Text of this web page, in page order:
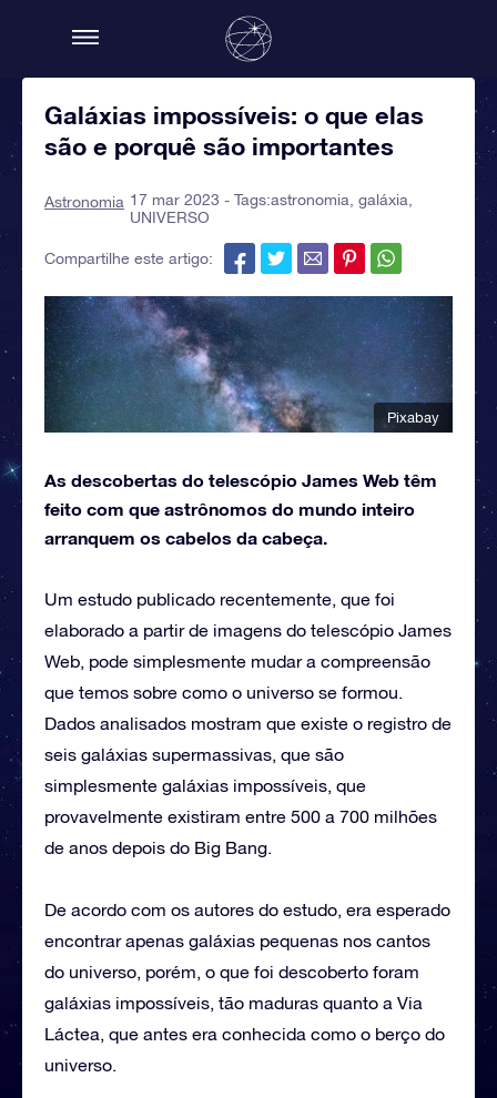
Galáxias impossíveis: o que elas
são e porquê são importantes
Astronomia 17 mar 2023 - Tags:astronomia galáxia
UNIVERSO
Compartilhe este artigo:
Pixabay
As descobertas do telescópio James Web têm
feito com que astrônomos do mundo inteiro
arranquem os cabelos da cabeça.
Um estudo publicado recentemente, que foi
elaborado a partir de imagens do telescópio James
Web, pode simplesmente mudar a compreensão
que temos sobre como o universo se formou.
Dados analisados mostram que existe o registro de
seis galáxias supermassivas, que são
simplesmente galáxias impossíveis, que
provavelmente existiram entre 500 a 700 milhões
de anos depois do Big Bang.
De acordo com os autores do estudo, era esperado
encontrar apenas galáxias pequenas nos cantos
do universo, porém, o que foi descoberto foram
galáxias impossíveis, tão maduras quanto a Via
Láctea, que antes era conhecida como o berço do
universo.